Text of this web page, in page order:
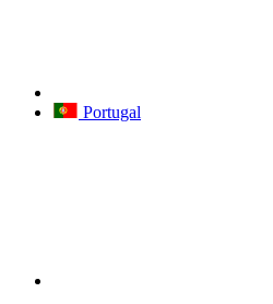
Portugal